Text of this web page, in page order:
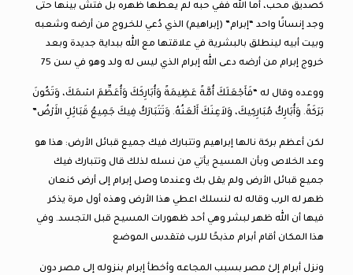
كصديق محب، أما الله ففي حبه لم يعطها ظهره بل فتش بينها حتى
وجد إنسانًا واحد “إبرام” (إبراهيم) الذي دُعي للخروج من أرضه وشعبه
وبيت أبيه لينطلق بالبشرية في علاقتها مع الله ببداية جديدة وبعد
خروج إبرام من أرضه دعى الله إبرام الذي ليس له ولد وهو في سن 75
ووعده وقال له “فَأَجْعَلَكَ أُمَّةً عَظِيمَةً وَأُبَارِكَكَ وَأُعَظِّمَ اسْمَكَ، وَتَكُونَ
بَرَكَةً. وَأُبَارِكُ مُبَارِكِيكَ، وَلاَعِنَكَ أَلْعَنُهُ. وَتَتَبَارَكُ فِيكَ جَمِيعُ قَبَائِلِ الأَرْضُ”
لكن أعظم بركة نالها إبراهيم وتتبارك فيك جميع قبائل الأرض: هذا هو
وعد الخلاص وبأن المسيح يأتي من نسله لذلك قال وتتبارك فيك
جميع قبائل الأرض ولم يقل بك وعندما وصل إبرام إلى أرض كنعان
ظهر له الرب وقاله له لنسلك اعطي هذا الأرض وهذه أول مرة يذكر
فيها أن الله ظهر لبشر وهي أحد ظهورات المسيح قبل التجسد. وفي
هذا المكان أقام أبرام مذبحًا للرب فتقدس الموضع
ونزل أبرام إلئ مصر بسبب المجاعه وأخطأ إبرام بنزوله إلى مصر دون